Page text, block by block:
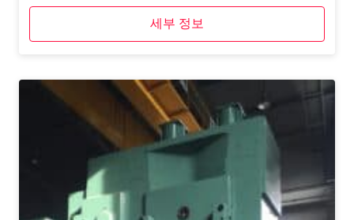
세부 정보